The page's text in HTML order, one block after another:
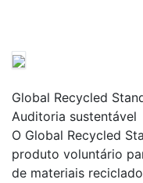
Global Recycled
Auditoria sustentável
O Global Recycled
produto voluntário
de materiais